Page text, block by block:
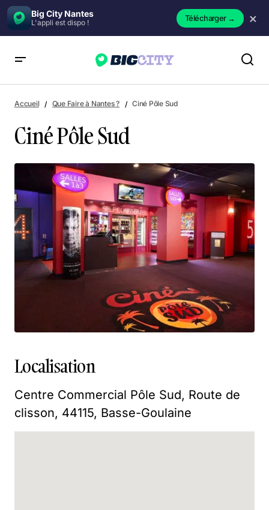
Big City Nantes
L'appli est dispo ! Télécharger→ ×
Accueil Que Faire à Nantes ? Ciné Pôle Sud
Ciné Pôle Sud
Localisation
Centre Commercial Pôle Sud, Route de
clisson, 44115, Basse-Goulaine